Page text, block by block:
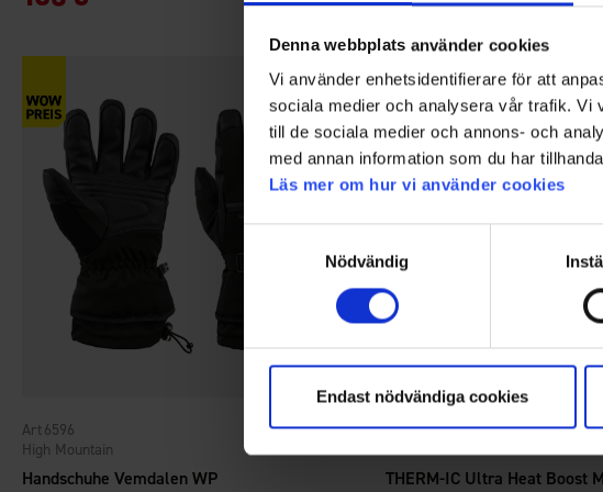
Denna webbplats använder cookies
Vi använder enhetsidentifierare för att
sociala medier och analysera vår trafik. Vi
till de sociala medier och annons- och
med annan information som du har
Läs mer om hur vi använder cookies
Nödvändig
Endast nödvändiga cookies
Handschuhe Vemdalen WP
High Mountain
6596 Bewertung: 4.5 von 5 Sternen
Therm-ic
8837